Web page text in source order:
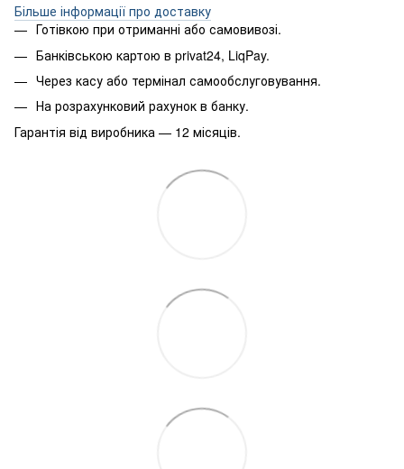
Більше інформації про доставку
Готівкою при отриманні або самовивозі.
Банківською картою в privat24, LiqPay.
Через касу або термінал самообслуговування.
На розрахунковий рахунок в банку.
Гарантія від виробника — 12 місяців.